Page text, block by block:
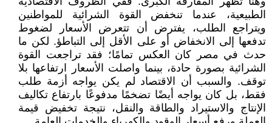
الطبيعية، عندما تنخفض القوة الشرائية للمواطنين
ويتراجع الطلب، يفترض أن تتعرض الأسعار لضغوط
تدفعها إلى الانخفاض أو على الأقل إلى التباطؤ. لكن ما
حدث في مصر كان العكس تمامًا؛ فقد تراجعت القوة
الشرائية بصورة حادة، بينما واصلت الأسعار ارتفاعها بلا
توقف. والسبب أن الاقتصاد لم يكن يواجه أزمة طلب
فقط، بل كان يواجه أيضًا تضخمًا مدفوعًا بارتفاع تكاليف
الإنتاج والاستيراد والطاقة والنقل، نتيجة تخفيض قيمة